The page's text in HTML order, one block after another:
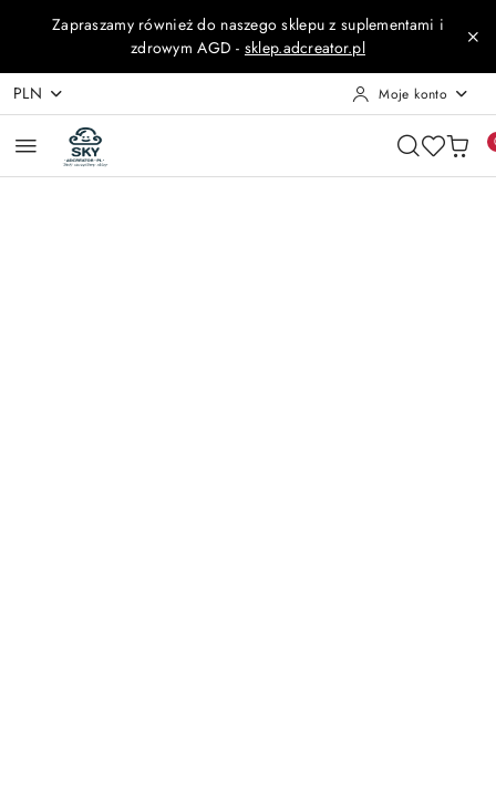
Przejdź do treści głównej
Przejdź do wyszukiwarki
Przejdź do moje konto
Przejdź do menu głównego
Przejdź do opisu produktu
Przejdź do stopki
Zapraszamy również do naszego sklepu z suplementami i
zdrowym AGD - sklep.adcreator.pl
PLN Moje konto